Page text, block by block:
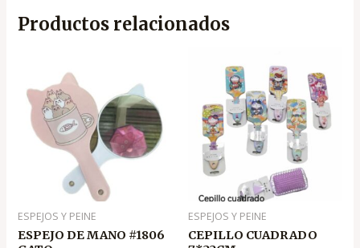
Productos relacionados
ESPEJOS Y PEINE
ESPEJO DE MANO #1806
original
era:
.
₡2,290
es:
₡770
ESPEJOS Y PEINE
CEPILLO CUADRADO